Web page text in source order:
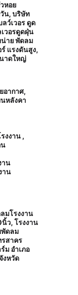
หอย
น, บริษัท
ลว์เวอร ดูด
วอรดูดฝุ่น
าย พัดลม
ร์ แรงดันสูง,
าดใหญ่
อากาศ,
หลังคา
งงาน ,
าน
าน
มโรงงาน
ว, โรงงาน
ดลม
สาคร
ม อำเภอ
งหวัด